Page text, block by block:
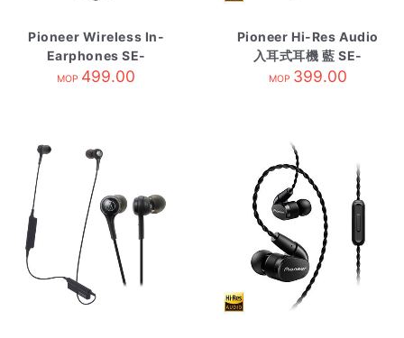
Pioneer Wireless In-
Earphones SE-
QL7BTP 粉
MOP 499.00
Pioneer Hi-Res Audio
入耳式耳機 藍 SE-
CH5TL
MOP 399.00